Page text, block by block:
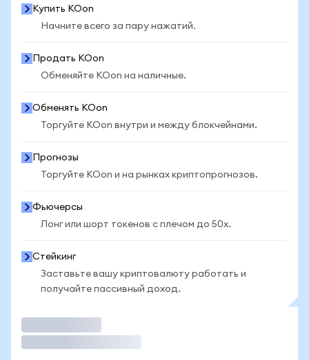
Купить KOon
Начните всего за пару нажатий.
Продать KOon
Обменяйте KOon на наличные.
Обменять KOon
Торгуйте KOon внутри и между блокчейнами.
Прогнозы
Торгуйте KOon и на рынках криптопрогнозов.
Фьючерсы
Лонг или шорт токенов с плечом до 50x.
Стейкинг
Заставьте вашу криптовалюту работать и
получайте пассивный доход.